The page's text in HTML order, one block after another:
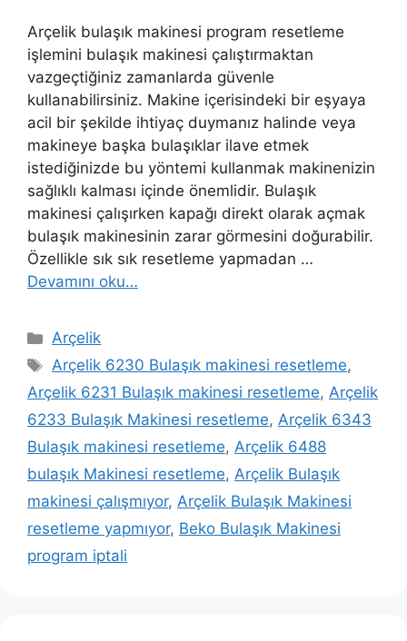
Arçelik bulaşık makinesi program resetleme
işlemini bulaşık makinesi çalıştırmaktan
vazgeçtiğiniz zamanlarda güvenle
kullanabilirsiniz. Makine içerisindeki bir eşyaya
acil bir şekilde ihtiyaç duymanız halinde veya
makineye başka bulaşıklar ilave etmek
istediğinizde bu yöntemi kullanmak makinenizin
sağlıklı kalması içinde önemlidir. Bulaşık
makinesi çalışırken kapağı direkt olarak açmak
bulaşık makinesinin zarar görmesini doğurabilir.
Özellikle sık sık resetleme yapmadan …
Devamını oku…
Kategoriler
Arçelik
Etiketler
Arçelik 6230 Bulaşık makinesi resetleme,
Arçelik 6231 Bulaşık makinesi resetleme, Arçelik
6233 Bulaşık Makinesi resetleme, Arçelik 6343
Bulaşık makinesi resetleme, Arçelik 6488
bulaşık Makinesi resetleme, Arçelik Bulaşık
makinesi çalışmıyor, Arçelik Bulaşık Makinesi
resetleme yapmıyor, Beko Bulaşık Makinesi
program iptali